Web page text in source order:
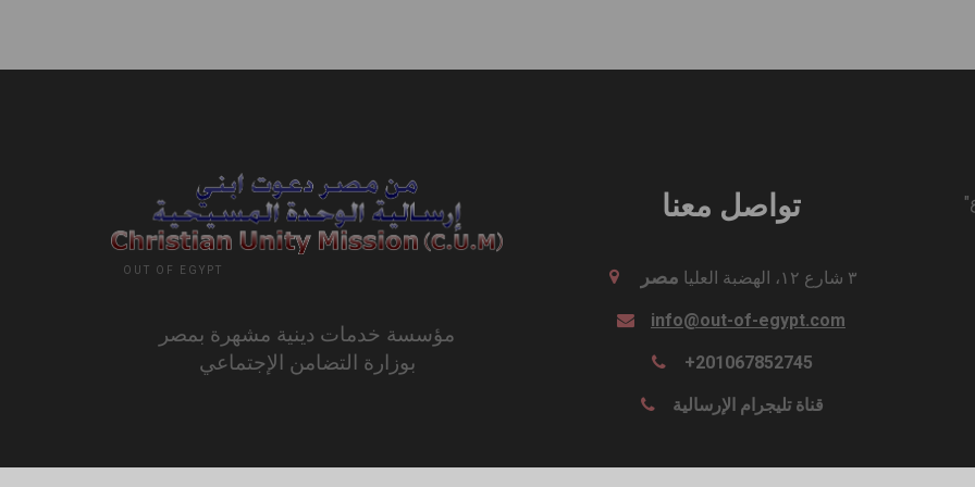
OUT OF EGYPT
مؤسسة خدمات دينية مشهرة بمصر
بوزارة التضامن الإجتماعي
تواصل معنا
مصر ٣ شارع ١٢، الهضبة العليا
info@out-of-egypt.com
+201067852745
قناة تليجرام الإرسالية
"لَيْسَ لِي فِضَّةٌ وَلاَ ذَهَبٌ، وَلكِنِ الَّذِي لِي فَإِيَّاهُ أُعْطِيكَ "اع